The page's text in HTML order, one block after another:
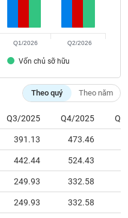
Vốn chủ sỡ hữu
Q1/2026 Q2/2026
Theo quý Theo năm
Q3/2025 Q4/2025
391.13 473.46
442.44 524.43
249.93 332.58
249.93 332.58